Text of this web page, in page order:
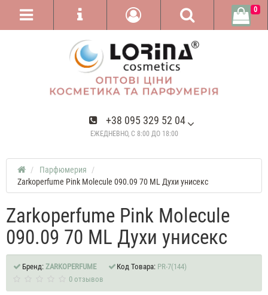
+38 095 329 52 04
ЕЖЕДНЕВНО, С 8:00 ДО 18:00
0
Парфюмерия
Zarkoperfume Pink Molecule 090.09 70 ML Духи унисекс
Zarkoperfume Pink Molecule
090.09 70 ML Духи унисекс
Бренд: ZARKOPERFUME Код Товара: PR-7(144)
0 отзывов